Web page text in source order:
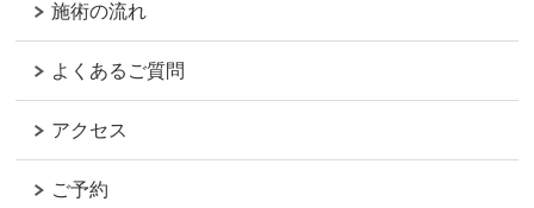
施術の流れ
よくあるご質問
アクセス
ご予約